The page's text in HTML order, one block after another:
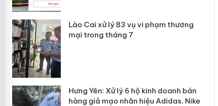
Lào Cai xử lý 83 vụ vi phạm thương
mại trong tháng 7
Hưng Yên: Xử lý 6 hộ kinh doanh bán
hàng giả mạo nhãn hiệu Adidas, Nike